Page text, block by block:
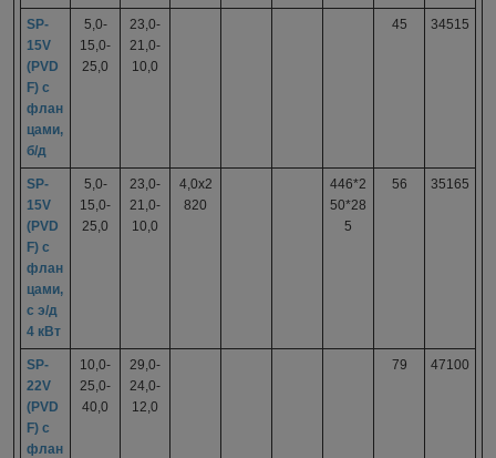
SP-
15V
(PVD
F) с
флан
цами,
б/д
5,0-
15,0-
25,0
23,0-
21,0-
10,0
45 34515
SP-
15V
(PVD
F) с
флан
цами,
с э/д
4 кВт
5,0-
15,0-
25,0
23,0-
21,0-
10,0
4,0x2
820
446*2
50*28
5
56 35165
SP-
22V
(PVD
F) с
флан
10,0-
25,0-
40,0
29,0-
24,0-
12,0
79 47100